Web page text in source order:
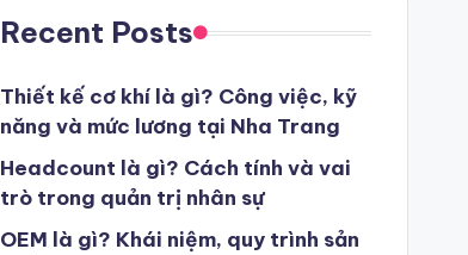
Recent Posts
Thiết kế cơ khí là gì? Công việc, kỹ
năng và mức lương tại Nha Trang
Headcount là gì? Cách tính và vai
trò trong quản trị nhân sự
OEM là gì? Khái niệm, quy trình sản